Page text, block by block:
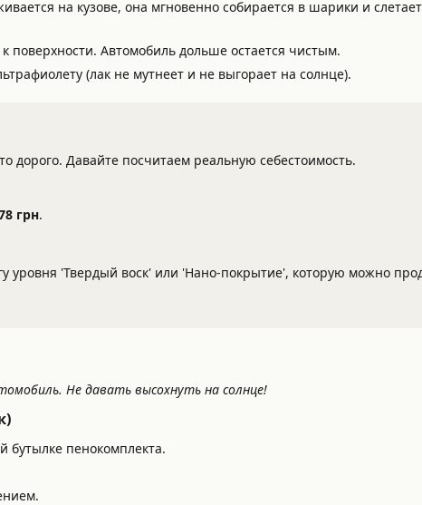
на кузове, она мгновенно собирается в шарики и
поверхности. Автомобиль дольше остается чистым.
(лак не мутнеет и не выгорает на солнце).
дорого. Давайте посчитаем реальную себестоимость.
грн.
уровня 'Твердый воск' или 'Нано-покрытие', которую можно
Не давать высохнуть на солнце!
бутылке пенокомплекта.